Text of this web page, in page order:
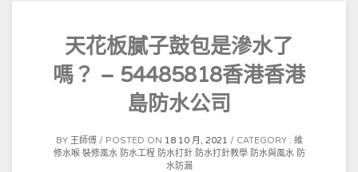
天花板膩子鼓包是滲水了
嗎？ – 54485818香港香港
島防水公司
BY 王師傅 POSTED ON 18 10 月, 2021 CATEGORY : 維
修水喉 裝修風水 防水工程 防水打針 防水打針教學 防水與風水 防
水防漏